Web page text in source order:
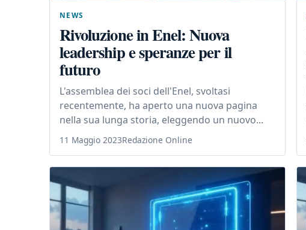
NEWS
Rivoluzione in Enel: Nuova
leadership e speranze per il
futuro
L'assemblea dei soci dell'Enel, svoltasi
recentemente, ha aperto una nuova pagina
nella sua lunga storia, eleggendo un nuovo...
11 Maggio 2023Redazione Online